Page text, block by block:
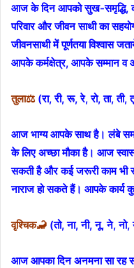
आज के दिन आपको सुख-समृद्धि,
परिवार और जीवन साथी का
जीवनसाथी में पूर्णतया विश्वास
आपके कर्मक्षेत्र, आपके सम्मान
तुला⚖️ (रा, री, रू, रे, रो, ता, ती,
आज भाग्य आपके साथ है। लंबे
के लिए अच्छा मौका है। आज
सकती है और कई जरूरी काम भी
नाराज हो सकते हैं। आपके कार्य
वृश्चिक🦂 (तो, ना, नी, नू, ने, नो,
आज आपका दिन अनमना सा